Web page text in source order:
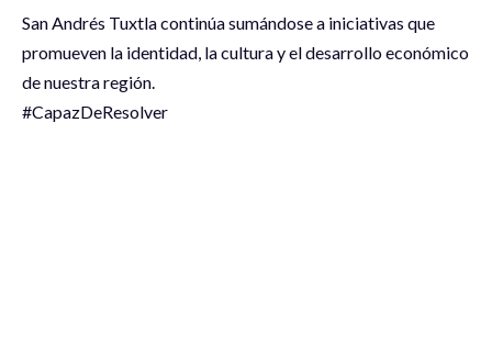
San Andrés Tuxtla continúa sumándose a iniciativas que
promueven la identidad, la cultura y el desarrollo económico
de nuestra región.
#CapazDeResolver